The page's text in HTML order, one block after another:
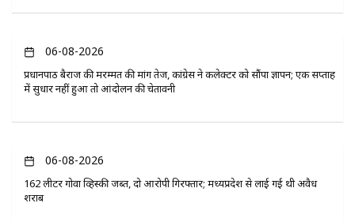
06-08-2026
प्रधानपाठ बैराज की मरम्मत की मांग तेज, कांग्रेस ने कलेक्टर को सौंपा ज्ञापन; एक सप्ताह
में सुधार नहीं हुआ तो आंदोलन की चेतावनी
06-08-2026
162 लीटर गोवा व्हिस्की जब्त, दो आरोपी गिरफ्तार; मध्यप्रदेश से लाई गई थी अवैध
शराब